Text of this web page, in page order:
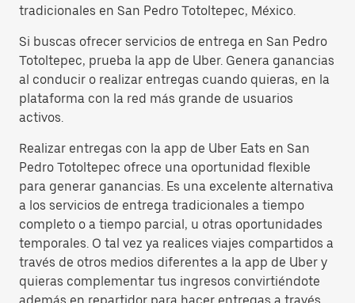
tradicionales en San Pedro Totoltepec, México.
Si buscas ofrecer servicios de entrega en San Pedro
Totoltepec, prueba la app de Uber. Genera ganancias
al conducir o realizar entregas cuando quieras, en la
plataforma con la red más grande de usuarios
activos.
Realizar entregas con la app de Uber Eats en San
Pedro Totoltepec ofrece una oportunidad flexible
para generar ganancias. Es una excelente alternativa
a los servicios de entrega tradicionales a tiempo
completo o a tiempo parcial, u otras oportunidades
temporales. O tal vez ya realices viajes compartidos a
través de otros medios diferentes a la app de Uber y
quieras complementar tus ingresos convirtiéndote